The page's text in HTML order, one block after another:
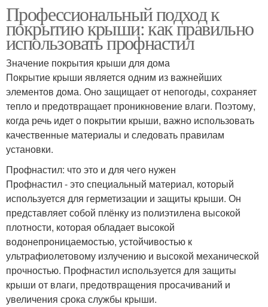
Профессиональный подход к
покрытию крыши: как правильно
использовать профнастил
Значение покрытия крыши для дома
Покрытие крыши является одним из важнейших
элементов дома. Оно защищает от непогоды, сохраняет
тепло и предотвращает проникновение влаги. Поэтому,
когда речь идет о покрытии крыши, важно использовать
качественные материалы и следовать правилам
установки.
Профнастил: что это и для чего нужен
Профнастил - это специальный материал, который
используется для герметизации и защиты крыши. Он
представляет собой плёнку из полиэтилена высокой
плотности, которая обладает высокой
водонепроницаемостью, устойчивостью к
ультрафиолетовому излучению и высокой механической
прочностью. Профнастил используется для защиты
крыши от влаги, предотвращения просачиваний и
увеличения срока службы крыши.